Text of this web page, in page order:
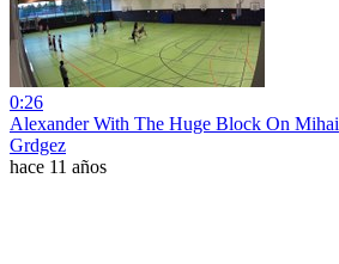
0:26
Alexander With The Huge Block On Mihai
Grdgez
hace 11 años